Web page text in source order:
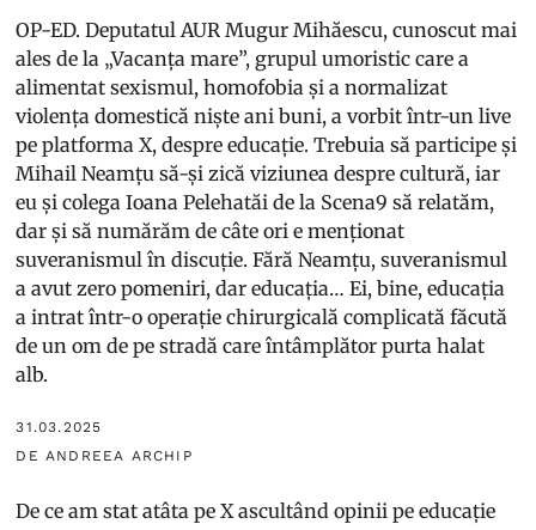
OP-ED. Deputatul AUR Mugur Mihăescu, cunoscut mai
ales de la „Vacanța mare”, grupul umoristic care a
alimentat sexismul, homofobia și a normalizat
violența domestică niște ani buni, a vorbit într-un live
pe platforma X, despre educație. Trebuia să participe și
Mihail Neamțu să-și zică viziunea despre cultură, iar
eu și colega Ioana Pelehatăi de la Scena9 să relatăm,
dar și să numărăm de câte ori e menționat
suveranismul în discuție. Fără Neamțu, suveranismul
a avut zero pomeniri, dar educația… Ei, bine, educația
a intrat într-o operație chirurgicală complicată făcută
de un om de pe stradă care întâmplător purta halat
alb.
31.03.2025
DE ANDREEA ARCHIP
De ce am stat atâta pe X ascultând opinii pe educație